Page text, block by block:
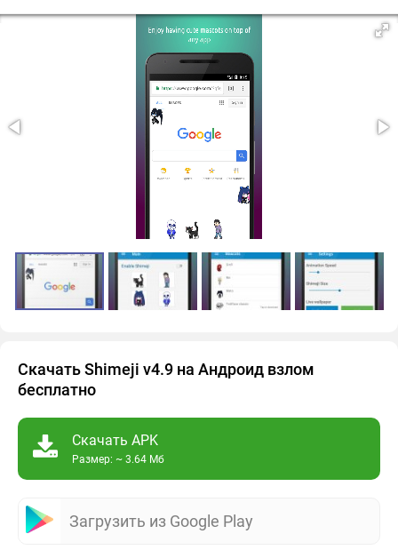
Скачать Shimeji v4.9 на Андроид взлом
бесплатно
Скачать APK
Размер: ~ 3.64 Мб
Загрузить из Google Play